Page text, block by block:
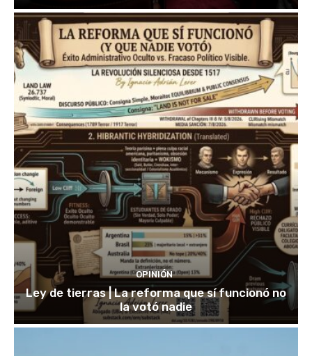
OPINIÓN
Ley de tierras | La reforma que sí funcionó no
la votó nadie